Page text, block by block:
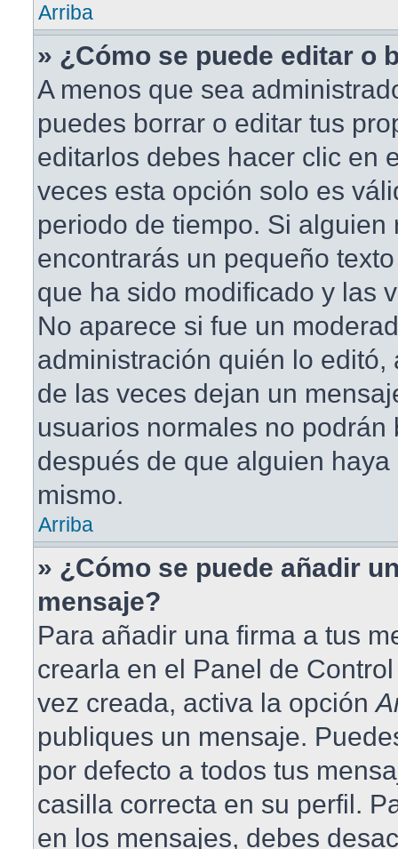
Arriba
» ¿Cómo se puede editar o
A menos que sea
puedes borrar o editar tus
editarlos debes hacer clic en
veces esta opción solo es
periodo de tiempo. Si alguien
encontrarás un pequeño
que ha sido modificado y las
No aparece si fue un
administración quién lo editó,
de las veces dejan un
usuarios normales no podrán
después de que alguien
mismo.
Arriba
» ¿Cómo se puede añadir
mensaje?
Para añadir una firma a tus
crearla en el Panel de
vez creada, activa la opción
publiques un mensaje.
por defecto a todos tus
casilla correcta en su perfil.
en los mensajes, debes